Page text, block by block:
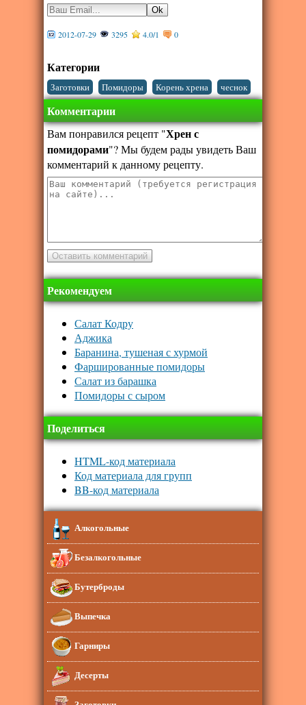
2012-07-29 3295 4.0/1 0
Категории
Заготовки Помидоры Корень хрена чеснок
Комментарии
Вам понравился рецепт "Хрен с
помидорами"? Мы будем рады увидеть Ваш
комментарий к данному рецепту.
Рекомендуем
Салат Кодру
Аджика
Баранина, тушеная с хурмой
Фаршированные помидоры
Салат из барашка
Помидоры с сыром
Поделиться
HTML-код материала
Код материала для групп
BB-код материала
Алкогольные
Безалкогольные
Бутерброды
Выпечка
Гарниры
Десерты